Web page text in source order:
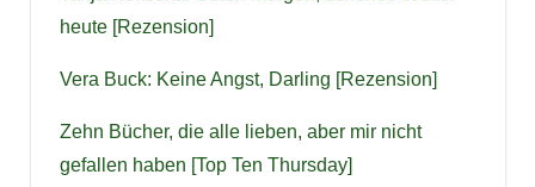
heute [Rezension]
Vera Buck: Keine Angst, Darling [Rezension]
Zehn Bücher, die alle lieben, aber mir nicht
gefallen haben [Top Ten Thursday]